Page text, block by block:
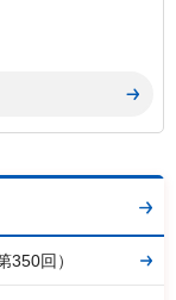
350回）